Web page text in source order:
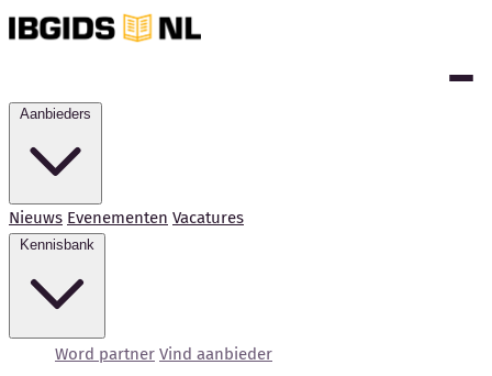
Nieuws Evenementen Vacatures
Word partner Vind aanbieder